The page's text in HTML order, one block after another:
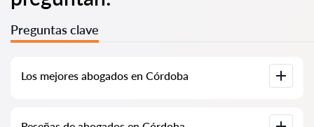
Preguntas clave
Los mejores abogados en Córdoba